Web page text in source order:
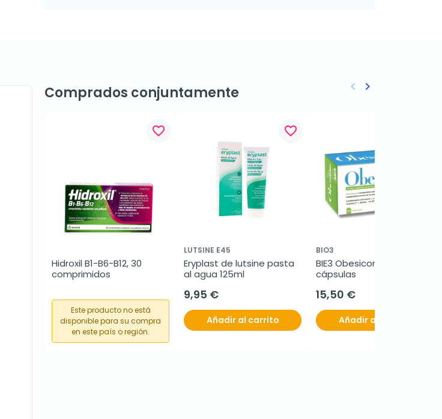
Comprados conjuntamente
favorite_border
Hidroxil B1-B6-B12, 30
comprimidos
Este producto no está
disponible para su compra
en este país o región.
favorite_border
LUTSINE E45
Eryplast de lutsine pasta
al agua 125ml
9,95 €
Añadir al carrito
BIO3
BIE3 Obesicontrol, 80
cápsulas
15,50 €
Añadir al carrito
Anterior
keyboard_arrow_left Siguiente
keyboard_arrow_right